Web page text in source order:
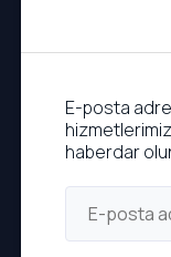
E-posta
haberdar